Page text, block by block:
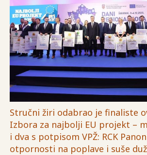
Stručni žiri odabrao je finaliste
Izbora za najbolji EU projekt –
i dva s potpisom VPŽ: RCK
otpornosti na poplave i suše